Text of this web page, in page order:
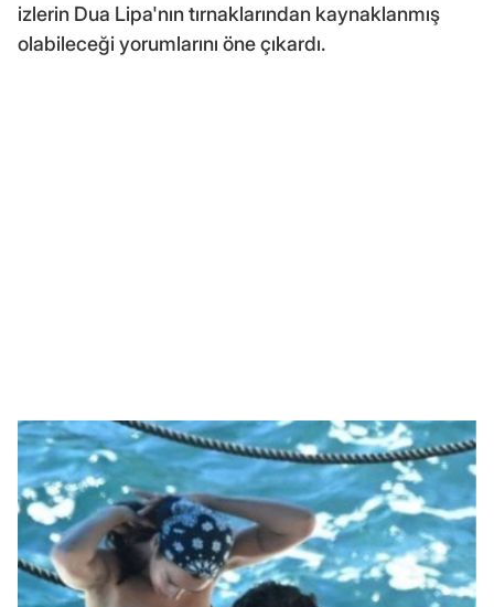
izlerin Dua Lipa'nın tırnaklarından kaynaklanmış
olabileceği yorumlarını öne çıkardı.